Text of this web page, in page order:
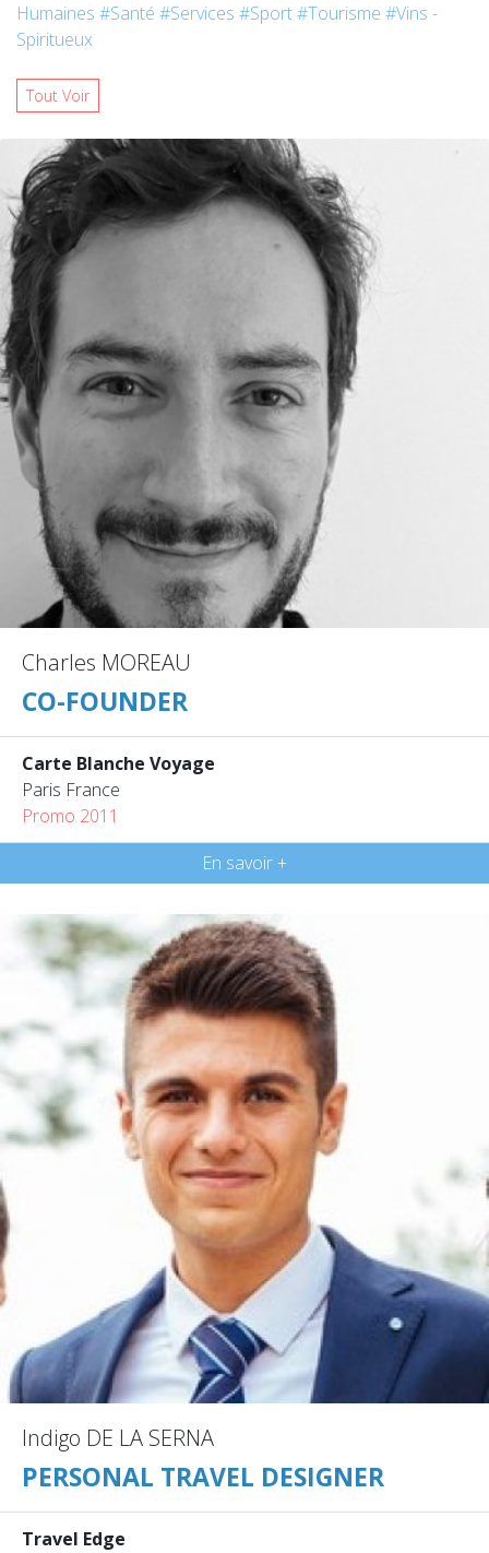
Humaines #Santé #Services #Sport#Tourisme #Vins -
Spiritueux
Tout Voir
Charles MOREAU
CO-FOUNDER
Carte Blanche Voyage
Paris France
Promo 2011
En savoir +
Indigo DE LA SERNA
PERSONAL TRAVEL DESIGNER
Travel Edge